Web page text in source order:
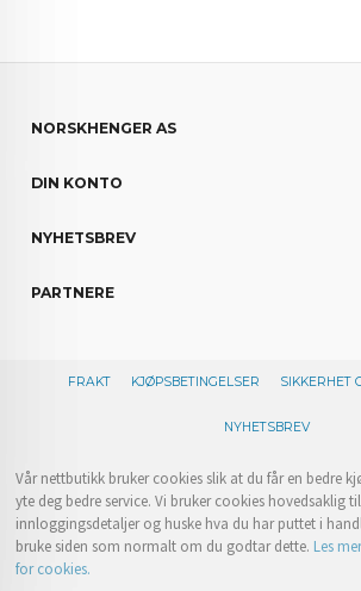
NORSKHENGER AS
DIN KONTO
NYHETSBREV
PARTNERE
FRAKT KJØPSBETINGELSER SIKKERHET
NYHETSBREV
Vår nettbutikk bruker cookies slik at du får en bedre
yte deg bedre service. Vi bruker cookies hovedsaklig
innloggingsdetaljer og huske hva du har puttet i
bruke siden som normalt om du godtar dette. Les
for cookies.